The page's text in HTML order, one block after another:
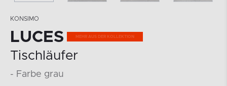
KONSIMO
LUCES
Tischläufer
- Farbe grau